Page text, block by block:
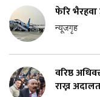
फेरि भैरहवा
न्यूजगृह
वरिष्ठ
राख्न